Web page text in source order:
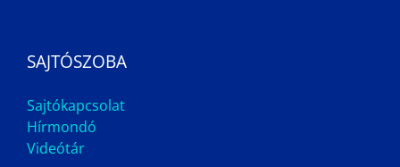
SAJTÓSZOBA
Sajtókapcsolat
Hírmondó
Videótár